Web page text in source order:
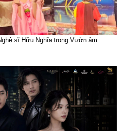
sĩ Hữu Nghĩa trong Vườn âm